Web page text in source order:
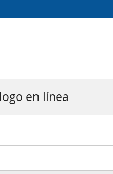
en línea